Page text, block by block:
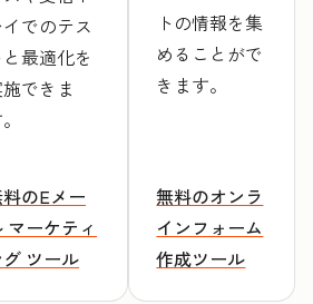
イでのテス
と最適化を
できま
のEメー
マーケティ
グ ツール
トの情報を集
めることがで
きます。
無料のオンラ
インフォーム
作成ツール